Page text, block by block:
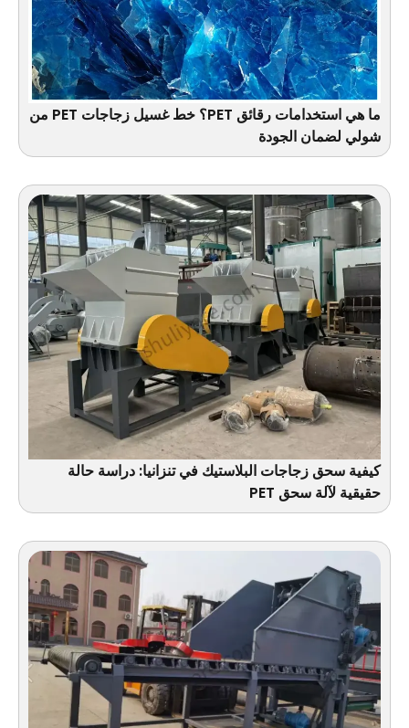
ما هي استخدامات رقائق PET؟ خط غسيل زجاجات PET من
شولي لضمان الجودة
كيفية سحق زجاجات البلاستيك في تنزانيا: دراسة حالة
حقيقية لآلة سحق PET